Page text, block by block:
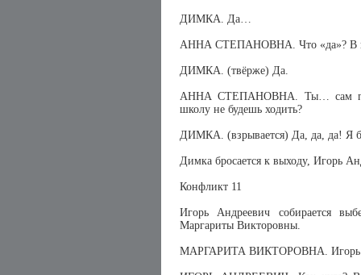
ДИМКА. Да…
АННА СТЕПАНОВНА. Что «да»? В
ДИМКА. (твёрже) Да.
АННА СТЕПАНОВНА. Ты… сам
школу не будешь ходить?
ДИМКА. (взрывается) Да, да, да! Я
Димка бросается к выходу, Игорь
Конфликт 11
Игорь Андреевич собирается
Маргариты Викторовны.
МАРГАРИТА ВИКТОРОВНА. Игорь